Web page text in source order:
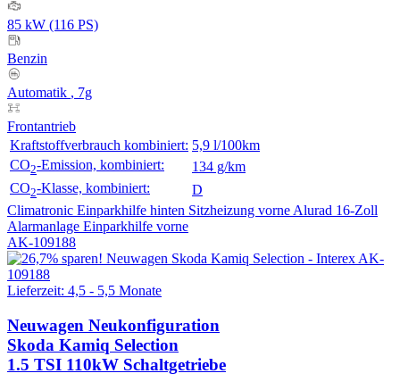
85 kW (116 PS)
Benzin
Automatik , 7g
Frontantrieb
Kraftstoffverbrauch kombiniert: 5,9 l/100km
CO2-Emission, kombiniert:
134 g/km
CO2-Klasse, kombiniert:
D
Climatronic Einparkhilfe hinten Sitzheizung vorneAlurad 16-Zoll
Alarmanlage Einparkhilfe vorne
AK-109188
Lieferzeit: 4,5 - 5,5 Monate
Neuwagen Neukonfiguration
Skoda Kamiq Selection
1.5 TSI 110kW Schaltgetriebe